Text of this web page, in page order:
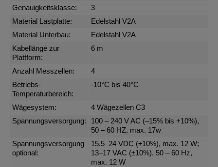
Genauigkeitsklasse:
3
Material Lastplatte:
Edelstahl V2A
Material Unterbau:
Edelstahl V2A
Kabellänge zur
Plattform:
6 m
Anzahl Messzellen:
4
Betriebs-
Temperaturbereich:
-10°C bis 40°C
Wägesystem:
4 Wägezellen C3
Spannungsversorgung:
100 – 240 V AC (–15% bis +10%),
50 – 60 HZ, max. 17w
Spannungsversorgung
optional:
15,5–24 VDC (±10%), max. 12 W;
13–17 VAC (±10%), 50 – 60 Hz,
max. 12 W